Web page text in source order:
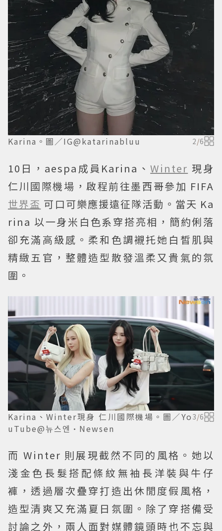
Karina。圖／IG@katarinabluu 2/6
10日，aespa成員Karina、Winter 現身
仁川國際機場，啟程前往墨西哥參加 FIFA
世界盃 可口可樂應援遠征隊活動。當天 Ka
rina 以一身米白色系穿搭亮相，簡約俐落
卻充滿高級感。柔和色調襯托她白皙肌與
精緻五官，整體造型散發溫柔又貴氣的氛
圍。
Karina、Winter現身 仁川國際機場。圖／Yo
uTube@뉴스엔·Newsen
3/6
而 Winter 則展現截然不同的風格。她以
淺金色長髮搭配條紋無袖長洋裝與牛仔
褲，透過層次疊穿打造出休閒度假風格，
造型清爽又充滿夏日氛圍。除了穿搭備受
討論之外，兩人面對媒體鏡頭時也不忘與